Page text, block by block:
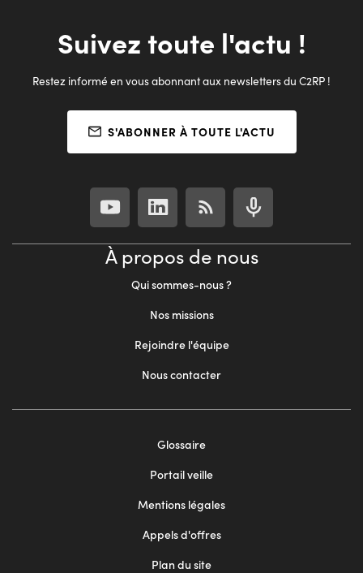
Suivez toute l'actu !
Restez informé en vous abonnant aux newsletters du C2RP !
S'ABONNER À TOUTE L'ACTU
À propos de nous
Qui sommes-nous ?
Nos missions
Rejoindre l'équipe
Nous contacter
Glossaire
Portail veille
Mentions légales
Appels d'offres
Plan du site